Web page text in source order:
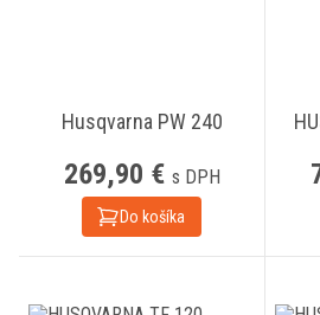
Husqvarna PW 240
269,90 € s DPH
Do košíka